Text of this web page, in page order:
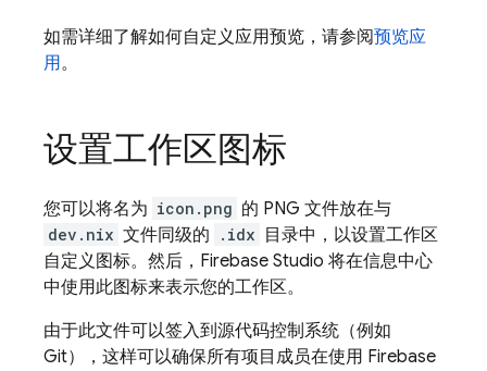
如需详细了解如何自定义应用预览，请参阅预览应
用。
设置工作区图标
您可以将名为 icon.png 的 PNG 文件放在与
dev.nix 文件同级的 .idx
目录中，以设置工作区
自定义图标。然后， Firebase Studio 将在信息中心
中使用此图标来表示您的工作区。
由于此文件可以签入到源代码控制系统（例如
Git），这样可以确保所有项目成员在使用 Firebase